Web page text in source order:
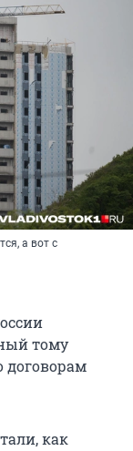
а вот с
тому
договорам
как